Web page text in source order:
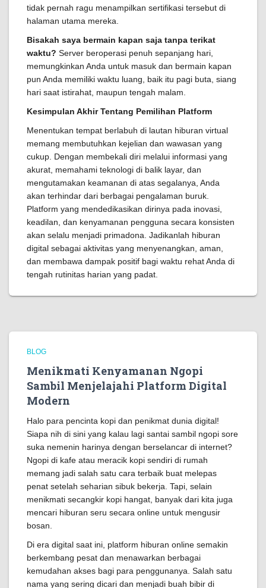
tidak pernah ragu menampilkan sertifikasi tersebut di
halaman utama mereka.
Bisakah saya bermain kapan saja tanpa terikat
waktu? Server beroperasi penuh sepanjang hari,
memungkinkan Anda untuk masuk dan bermain kapan
pun Anda memiliki waktu luang, baik itu pagi buta, siang
hari saat istirahat, maupun tengah malam.
Kesimpulan Akhir Tentang Pemilihan Platform
Menentukan tempat berlabuh di lautan hiburan virtual
memang membutuhkan kejelian dan wawasan yang
cukup. Dengan membekali diri melalui informasi yang
akurat, memahami teknologi di balik layar, dan
mengutamakan keamanan di atas segalanya, Anda
akan terhindar dari berbagai pengalaman buruk.
Platform yang mendedikasikan dirinya pada inovasi,
keadilan, dan kenyamanan pengguna secara konsisten
akan selalu menjadi primadona. Jadikanlah hiburan
digital sebagai aktivitas yang menyenangkan, aman,
dan membawa dampak positif bagi waktu rehat Anda di
tengah rutinitas harian yang padat.
BLOG
Menikmati Kenyamanan Ngopi
Sambil Menjelajahi Platform Digital
Modern
Halo para pencinta kopi dan penikmat dunia digital!
Siapa nih di sini yang kalau lagi santai sambil ngopi sore
suka nemenin harinya dengan berselancar di internet?
Ngopi di kafe atau meracik kopi sendiri di rumah
memang jadi salah satu cara terbaik buat melepas
penat setelah seharian sibuk bekerja. Tapi, selain
menikmati secangkir kopi hangat, banyak dari kita juga
mencari hiburan seru secara online untuk mengusir
bosan.
Di era digital saat ini, platform hiburan online semakin
berkembang pesat dan menawarkan berbagai
kemudahan akses bagi para penggunanya. Salah satu
nama yang sering dicari dan menjadi buah bibir di